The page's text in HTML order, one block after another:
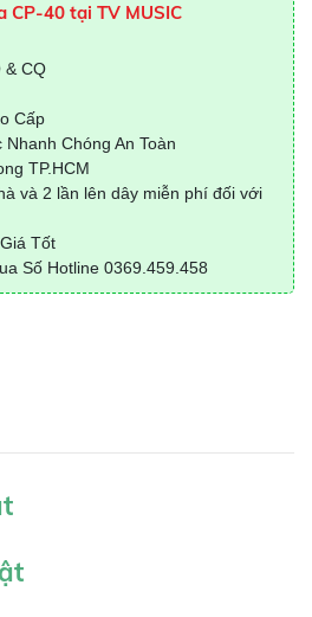
CP-40 tại TV MUSIC
& CQ
Cấp
Nhanh Chóng An Toàn
TP.HCM
và 2 lần lên dây miễn phí đối với
Tốt
Số Hotline 0369.459.458